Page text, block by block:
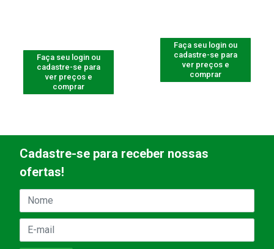
Faça seu login ou
cadastre-se para
ver preços e
comprar
Faça seu login ou
cadastre-se para
ver preços e
comprar
Cadastre-se para receber nossas
ofertas!